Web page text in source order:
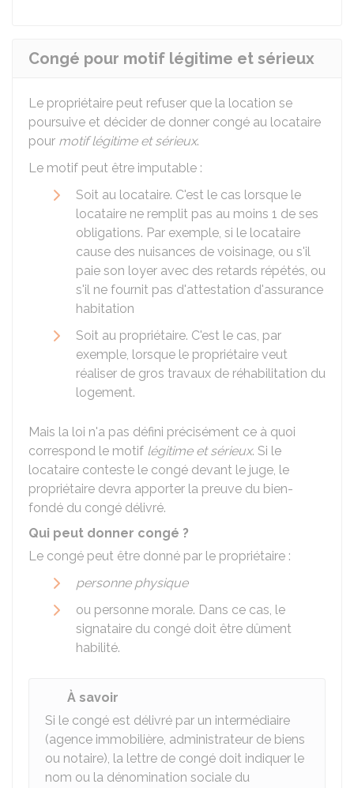
Congé pour motif légitime et sérieux
Le propriétaire peut refuser que la location se
poursuive et décider de donner congé au locataire
pour motif légitime et sérieux.
Le motif peut être imputable :
Soit au locataire. C'est le cas lorsque le
locataire ne remplit pas au moins 1 de ses
obligations. Par exemple, si le locataire
cause des nuisances de voisinage, ou s'il
paie son loyer avec des retards répétés, ou
s'il ne fournit pas d'attestation d'assurance
habitation
Soit au propriétaire. C'est le cas, par
exemple, lorsque le propriétaire veut
réaliser de gros travaux de réhabilitation du
logement.
Mais la loi n'a pas défini précisément ce à quoi
correspond le motif légitime et sérieux. Si le
locataire conteste le congé devant le juge, le
propriétaire devra apporter la preuve du bien-
fondé du congé délivré.
Qui peut donner congé ?
Le congé peut être donné par le propriétaire :
personne physique
ou personne morale. Dans ce cas, le
signataire du congé doit être dûment
habilité.
À savoir
Si le congé est délivré par un intermédiaire
(agence immobilière, administrateur de biens
ou notaire), la lettre de congé doit indiquer le
nom ou la dénomination sociale du